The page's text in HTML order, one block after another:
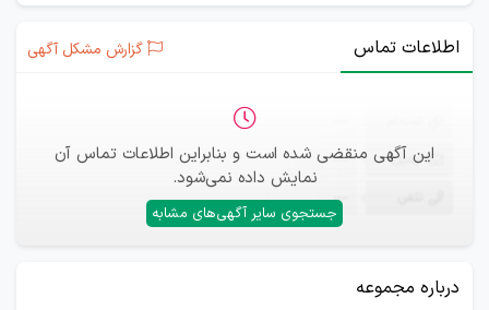
اطلاعات تماس گزارش مشکل آگهی
این آگهی منقضی شده است و بنابراین اطلاعات تماس آن
نمایش داده نمی‌شود.
جستجوی سایر آگهی‌های مشابه
ایمیل —
—
درباره مجموعه